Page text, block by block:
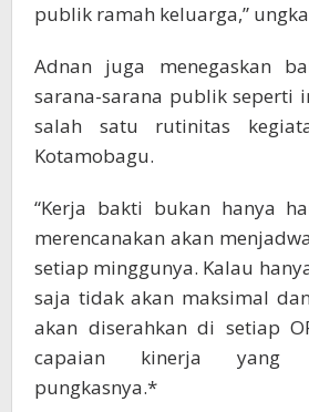
publik ramah keluarga,”
Adnan juga menegaskan
sarana-sarana publik seperti
salah satu rutinitas
Kotamobagu.
“Kerja bakti bukan hanya
merencanakan akan
setiap minggunya. Kalau
saja tidak akan maksimal
akan diserahkan di setiap
capaian kinerja yang
pungkasnya.*